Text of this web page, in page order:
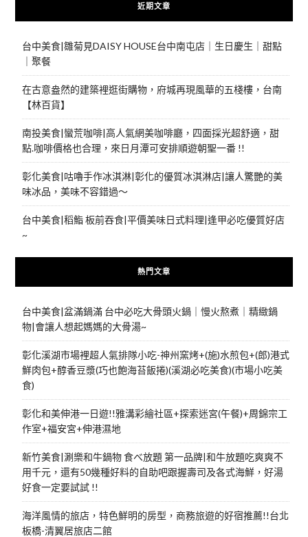
近期文章
台中美食|雛菊見DAISY HOUSE台中南屯店｜生日慶生｜甜點
｜聚餐
在古意盎然的建築裡逛街購物，府城再現風華的五棧樓，台南
【林百貨】
南投美食|蠻荒咖啡|高人氣網美咖啡廳，四面採光超舒適，甜
點.咖啡價格也合理，來日月潭可安排順遊朝聖一番 !!
彰化美食|咕嚕手作冰淇淋|彰化的優質冰淇淋店|讓人驚艷的美
味冰品，美味不容錯過～
台中美食|稻鮨 板前吞食|平價美味日式料理|逢甲必吃優質好店
~
熱門文章
台中美食|盆滿鍋滿 台中必吃大骨頭火鍋｜慢火熬煮｜精緻鍋
物|會讓人想起媽媽的大骨湯~
彰化溪湖市場裡超人氣排隊小吃-神州窯烤+(施)水煎包+(郎)港式
鮮肉包+醇香豆漿(巧也飽海苔飯捲)(溪湖必吃美食)(市場小吃美
食)
彰化和美伸港一日遊!!雅溝彩繪社區+探索迷宮(午餐)+周錦宗工
作室+福安宮+伸港濕地
新竹美食|涮樂和牛鍋物 食べ放題 第一品牌|和牛放題吃爽爽不
用千元，還有50幾種好料的自助吧跟握壽司及各式海鮮，好湯
好食一定要試試 !!
海洋風情的旅店，特色鮮明的房型，商務旅遊的好宿推薦!!台北
板橋-清翼居旅店二館